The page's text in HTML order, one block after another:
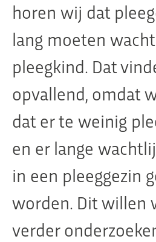
Organisatie
Dit is Jeugdplatform
De adviesgroep
Teamleden
horen wij dat
lang moeten
pleegkind. Dat
opvallend, omdat
dat er te weinig
en er lange
in een pleeggezin
worden. Dit willen
verder